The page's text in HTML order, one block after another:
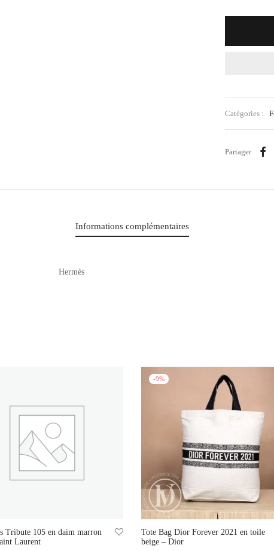
Catégories :
Partager
Informations complémentaires
Hermès
Tribute 105 en daim marron
Laurent
-9%
Tote Bag Dior Forever 2021 en toile
beige – Dior